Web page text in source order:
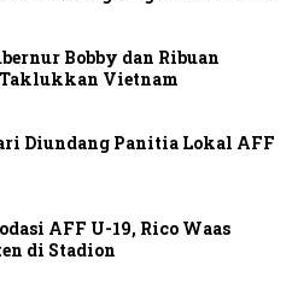
Bobby dan Ribuan
Taklukkan Vietnam
Diundang Panitia Lokal AFF
AFF U-19, Rico Waas
di Stadion